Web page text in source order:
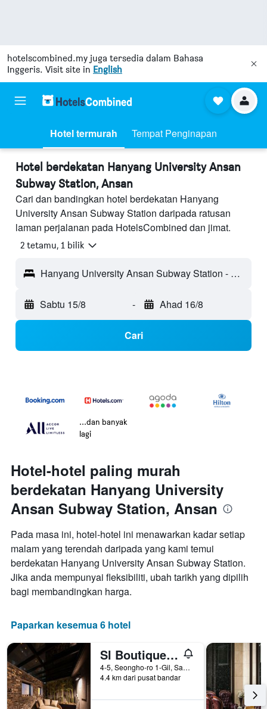
hotelscombined.my juga tersedia dalam Bahasa
Inggeris. Visit site in English
Hotel termurah Tempat Penginapan
Hotel berdekatan Hanyang University Ansan
Subway Station, Ansan
Cari dan bandingkan hotel berdekatan Hanyang
University Ansan Subway Station daripada ratusan
laman perjalanan pada HotelsCombined dan jimat.
2 tetamu, 1 bilik
Hanyang University Ansan Subway Station - Ansan, Korea Selatan
Sabtu 15/8 - Ahad 16/8
Cari
...dan banyak
lagi
Hotel-hotel paling murah
berdekatan Hanyang University
Ansan Subway Station, Ansan
Pada masa ini, hotel-hotel ini menawarkan kadar setiap
malam yang terendah daripada yang kami temui
berdekatan Hanyang University Ansan Subway Station.
Jika anda mempunyai fleksibiliti, ubah tarikh yang dipilih
bagi membandingkan harga.
Paparkan kesemua 6 hotel
Sl Boutique Hotel Ansan
4-5, Seongho-ro 1-Gil, Sangnok-gu, Ansan, Korea Selatan
4.4 km dari pusat bandar